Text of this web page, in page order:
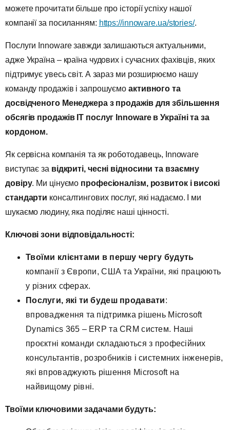
можете прочитати більше про історії успіху нашої
компанії за посиланням: https://innoware.ua/stories/.
Послуги Innoware завжди залишаються актуальними,
адже Україна – країна чудових і сучасних фахівців, яких
підтримує увесь світ. А зараз ми розширюємо нашу
команду продажів і запрошуємо активного та
досвідченого Менеджера з продажів для збільшення
обсягів продажів IT послуг Innoware в Україні та за
кордоном.
Як сервісна компанія та як роботодавець, Innoware
виступає за відкриті, чесні відносини та взаємну
довіру. Ми цінуємо професіоналізм, розвиток і високі
стандарти консалтингових послуг, які надаємо. І ми
шукаємо людину, яка поділяє наші цінності.
Ключові зони відповідальності:
Твоїми клієнтами в першу чергу будуть
компанії з Європи, США та України, які працюють
у різних сферах.
Послуги, які ти будеш продавати:
впровадження та підтримка рішень Microsoft
Dynamics 365 – ERP та CRM систем. Наші
проєктні команди складаються з професійних
консультантів, розробників і системних інженерів,
які впроваджують рішення Microsoft на
найвищому рівні.
Твоїми ключовими задачами будуть: